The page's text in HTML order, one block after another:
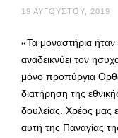
19 ΑΥΓΟΎΣΤΟΥ, 2019
«Τα μοναστήρια ήταν
αναδεικνύει τον
μόνο προπύργια
διατήρηση της
δουλείας. Χρέος μας
αυτή της Παναγίας